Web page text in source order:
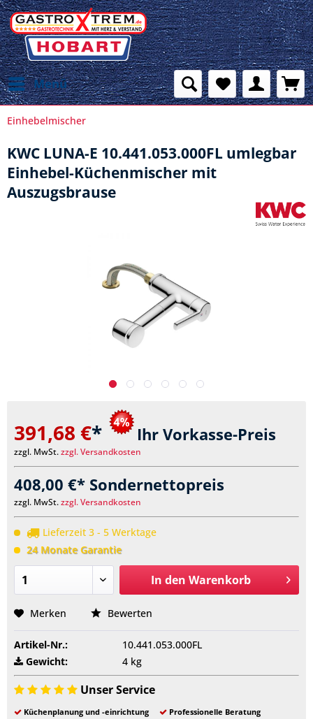
Menü
Einhebelmischer
KWC LUNA-E 10.441.053.000FL umlegbar
Einhebel-Küchenmischer mit
Auszugsbrause
391,68 €* Ihr Vorkasse-Preis
zzgl. MwSt.zzgl. Versandkosten
408,00 €* Sondernettopreis
zzgl. MwSt.zzgl. Versandkosten
Lieferzeit 3 - 5 Werktage
24 Monate Garantie
In den Warenkorb
Merken Bewerten
Artikel-Nr.:
10.441.053.000FL
Gewicht:
4 kg
Unser Service
Küchenplanung und -einrichtung
Professionelle Beratung